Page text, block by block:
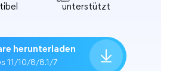
unterstützt
herunterladen
11/10/8/8.1/7